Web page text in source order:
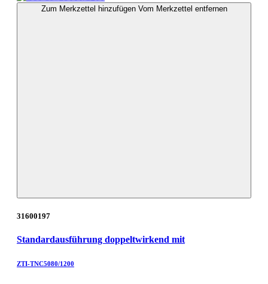
Zum Merkzettel hinzufügen Vom Merkzettel entfernen
31600197
Standardausführung doppeltwirkend mit
ZTI-TNC5080/1200